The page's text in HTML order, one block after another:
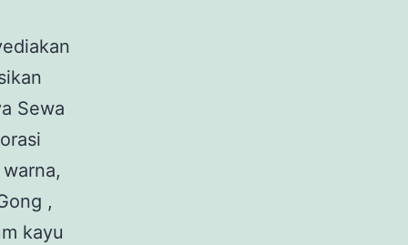
Sewa
,
kayu